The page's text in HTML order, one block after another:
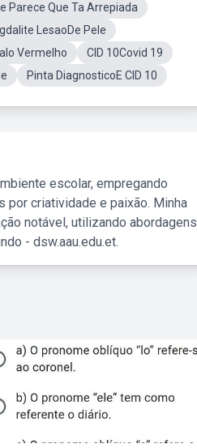
Parece Que Ta Arrepiada
LesaoDe Pele
Vermelho
CID 10Covid 19
Pinta DiagnosticoE CID 10
escolar, empregando
criatividade e paixão. Minha
notável, utilizando abordagens
- dsw.aau.edu.et.